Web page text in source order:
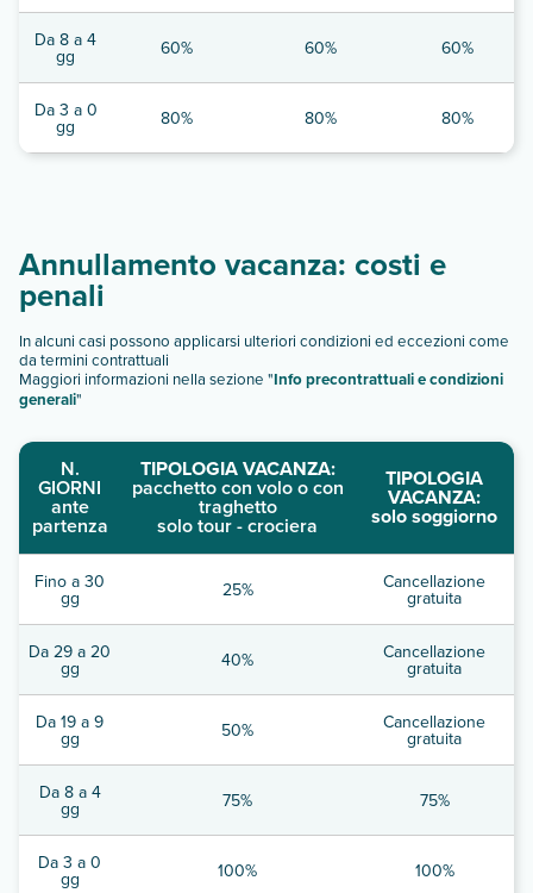
Da 8 a 4
gg 60% 60% 60%
Da 3 a 0
gg 80% 80% 80%
Annullamento vacanza: costi e
penali
In alcuni casi possono applicarsi ulteriori condizioni ed eccezioni come
da termini contrattuali
Maggiori informazioni nella sezione "Info precontrattuali e condizioni
generali"
N.
GIORNI
ante
partenza
TIPOLOGIA VACANZA:
pacchetto con volo o con
traghetto
solo tour - crociera
TIPOLOGIA
VACANZA:
solo soggiorno
Fino a 30
gg 25% Cancellazione
gratuita
Da 29 a 20
gg 40% Cancellazione
gratuita
Da 19 a 9
gg 50% Cancellazione
gratuita
Da 8 a 4
gg 75% 75%
Da 3 a 0
gg 100% 100%